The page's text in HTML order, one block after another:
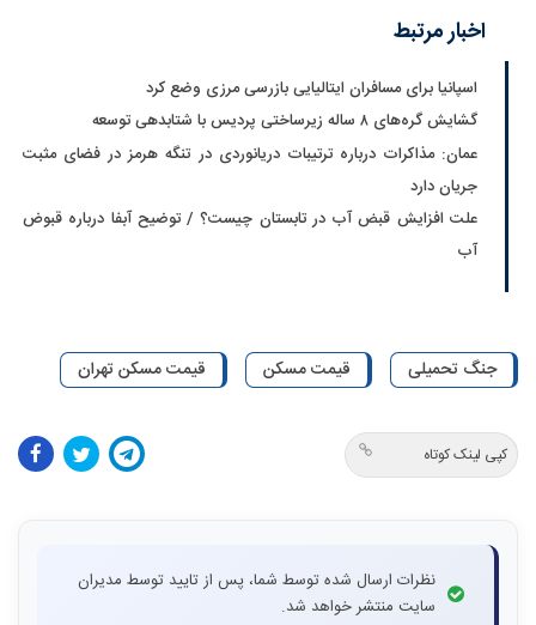
اخبار مرتبط
اسپانیا برای مسافران ایتالیایی بازرسی مرزی وضع کرد
گشایش گره‌های ۸ ساله زیرساختی پردیس با شتابدهی توسعه
عمان: مذاکرات درباره ترتیبات دریانوردی در تنگه هرمز در فضای مثبت
جریان دارد
علت افزایش قبض آب در تابستان چیست؟ / توضیح آبفا درباره قبوض
آب
جنگ تحمیلی قیمت مسکن قیمت مسکن تهران
کپی لینک کوتاه
نظرات ارسال شده توسط شما، پس از تایید توسط مدیران
سایت منتشر خواهد شد.